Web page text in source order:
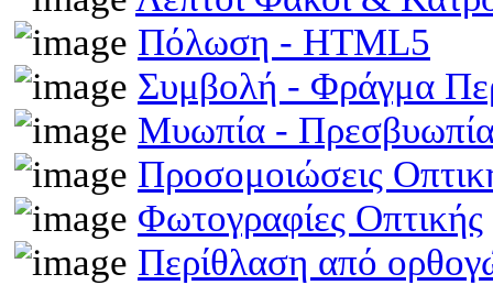
Πόλωση - HTML5
Συμβολή - Φράγμα
Μυωπία -
Προσομοιώσεις
Φωτογραφίες Οπτικής
Περίθλαση από